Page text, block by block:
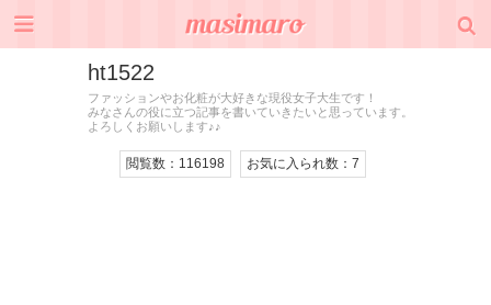
ht1522
ファッションやお化粧が大好きな現役女子大生です！
みなさんの役に立つ記事を書いていきたいと思っています。
よろしくお願いします♪♪
閲覧数： 116198 お気に入られ数： 7